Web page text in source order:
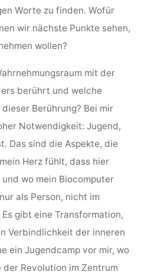
Worte zu finden. Wofür
wir nächste Punkte sehen,
wollen?
mit der
berührt und welche
Berührung? Bei mir
Notwendigkeit: Jugend,
Das sind die Aspekte, die
Herz fühlt, dass hier
wo mein Biocomputer
als Person, nicht im
gibt eine Transformation,
Verbindlichkeit der inneren
ein Jugendcamp vor mir, wo
der Revolution im Zentrum